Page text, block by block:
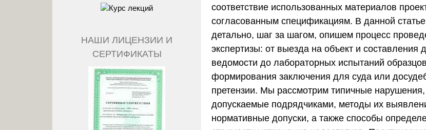
соответствие использованных материалов
согласованным спецификациям. В данной
детально, шаг за шагом, опишем процесс
экспертизы: от выезда на объект и составления
ведомости до лабораторных испытаний
формирования заключения для суда или
претензии. Мы рассмотрим типичные нарушения,
допускаемые подрядчиками, методы их
нормативные допуски, а также способы
НАШИ ЛИЦЕНЗИИ И
СЕРТИФИКАТЫ